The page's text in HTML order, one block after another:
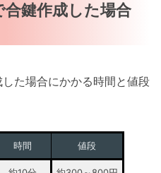
鍵作成した場合
た場合にかかる時間と値段
時間 値段